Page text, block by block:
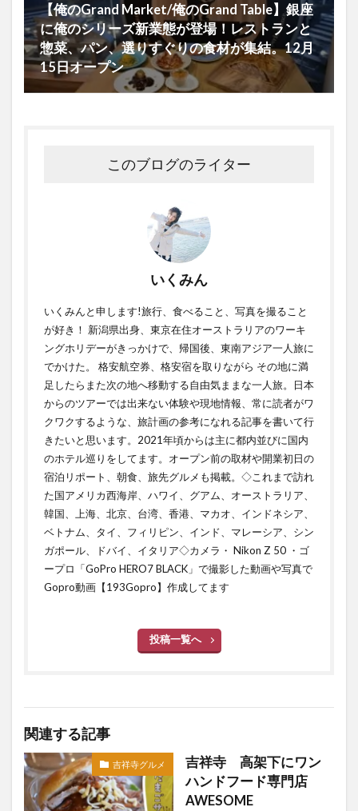
【俺のGrand Market/俺のGrand Table】銀座
に俺のシリーズ新業態が登場！レストランと
惣菜、パン、選りすぐりの食材が集結。12月
15日オープン
このブログのライター
いくみん
いくみんと申します!旅行、食べること、写真を撮ること
が好き！ 新潟県出身、東京在住オーストラリアのワーキ
ングホリデーがきっかけで、帰国後、東南アジア一人旅に
でかけた。 格安航空券、格安宿を取りながら その地に満
足したらまた次の地へ移動する自由気ままな一人旅。日本
からのツアーでは出来ない体験や現地情報、常に読者がワ
クワクするような、旅計画の参考になれる記事を書いて行
きたいと思います。2021年頃からは主に都内並びに国内
のホテル巡りをしてます。オープン前の取材や開業初日の
宿泊リポート、朝食、旅先グルメも掲載。◇これまで訪れ
た国アメリカ西海岸、ハワイ、グアム、オーストラリア、
韓国、上海、北京、台湾、香港、マカオ、インドネシア、
ベトナム、タイ、フィリピン、インド、マレーシア、シン
ガポール、ドバイ、イタリア◇カメラ・ Nikon Z 50 ・ゴ
ープロ「GoPro HERO7 BLACK」で撮影した動画や写真で
Gopro動画【193Gopro】作成してます
投稿一覧へ
関連する記事
吉祥寺グルメ
吉祥寺 高架下にワン
ハンドフード専門店
AWESOME